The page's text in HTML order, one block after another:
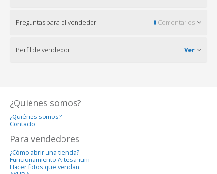
Preguntas para el vendedor 0 Comentarios
Perfil de vendedor Ver
¿Quiénes somos?
¿Quiénes somos?
Contacto
Para vendedores
¿Cómo abrir una tienda?
Funcionamiento Artesanum
Hacer fotos que vendan